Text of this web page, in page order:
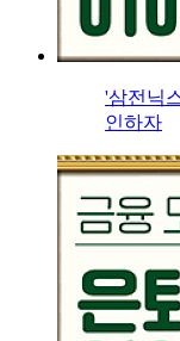
'삼전닉
인하자